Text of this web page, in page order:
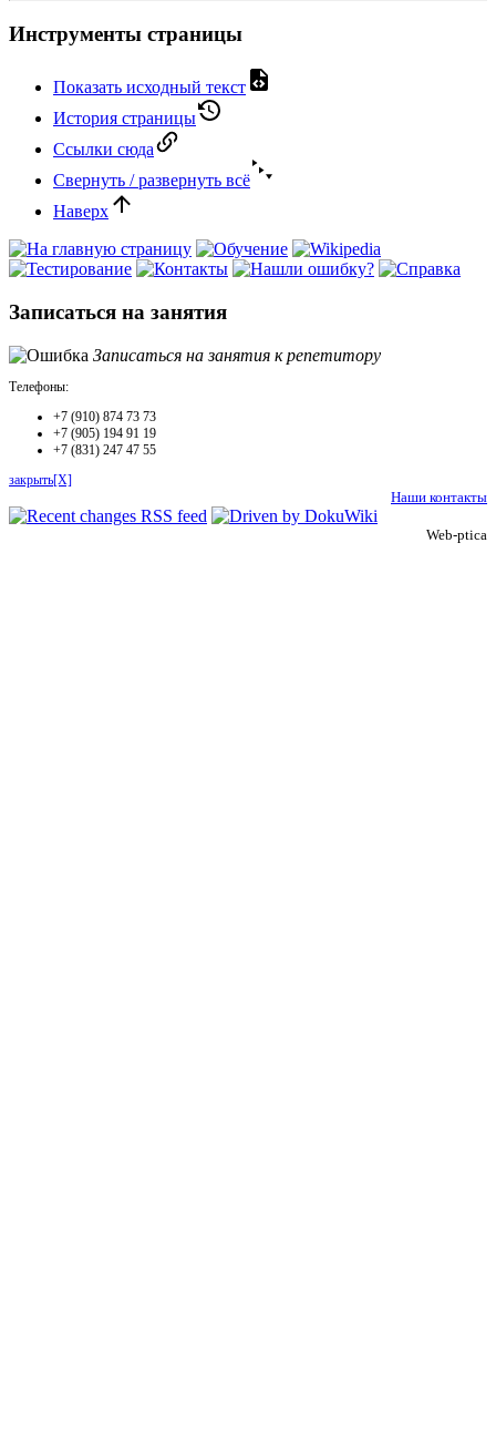
Инструменты страницы
Показать исходный текст
История страницы
Ссылки сюда
Свернуть / развернуть всё
Наверх
Записаться на занятия
Записаться на занятия к репетитору
Телефоны:
+7 (910) 874 73 73
+7 (905) 194 91 19
+7 (831) 247 47 55
закрыть[X]
Наши контакты
Web-ptica